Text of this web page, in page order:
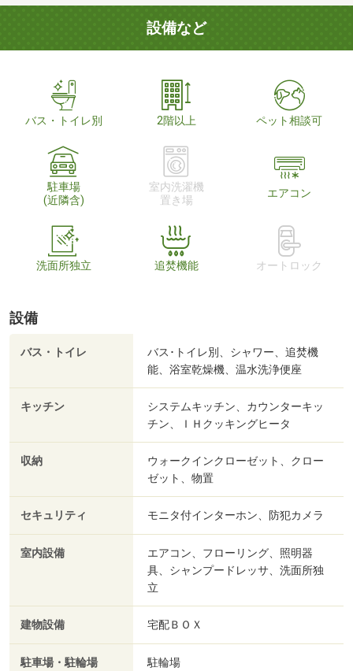
設備など
バス・トイレ別 2階以上 ペット相談可
駐車場
(近隣含)
室内洗濯機
置き場
エアコン
洗面所独立 追焚機能 オートロック
設備
バス・トイレ
バス･トイレ別、シャワー、追焚機
能、浴室乾燥機、温水洗浄便座
キッチン
システムキッチン、カウンターキッ
チン、ＩＨクッキングヒータ
収納
ウォークインクローゼット、クロー
ゼット、物置
セキュリティ モニタ付インターホン、防犯カメラ
室内設備
エアコン、フローリング、照明器
具、シャンプードレッサ、洗面所独
立
建物設備 宅配ＢＯＸ
駐車場・駐輪場 駐輪場